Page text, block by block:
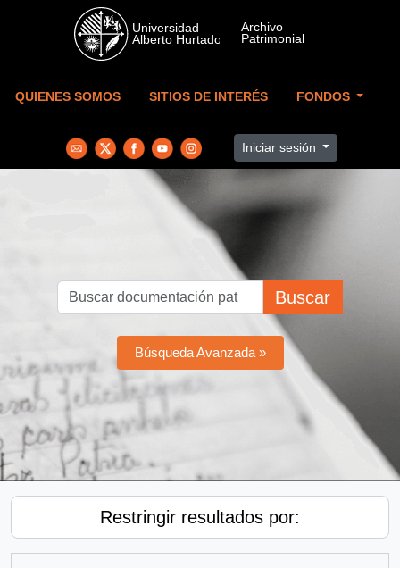
Skip to main content
QUIENES SOMOS SITIOS DE INTERÉS FONDOS
Iniciar sesión
Buscar
Búsqueda Avanzada »
Restringir resultados por: